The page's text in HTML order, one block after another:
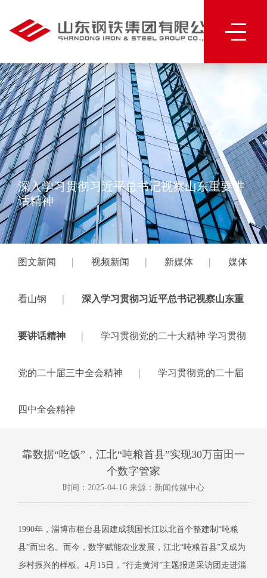
深入学习贯彻习近平总书记视察山东重要讲
话精神
图文新闻 | 视频新闻 | 新媒体 | 媒体
看山钢 | 深入学习贯彻习近平总书记视察山东重
要讲话精神 | 学习贯彻党的二十大精神 学习贯彻
党的二十届三中全会精神 | 学习贯彻党的二十届
四中全会精神
靠数据“吃饭”，江北“吨粮首县”实现30万亩田一
个数字管家
时间：2025-04-16 来源：新闻传媒中心
1990年，淄博市桓台县因建成我国长江以北首个整建制“吨粮
县”而出名。而今，数字赋能农业发展，江北“吨粮首县”又成为
乡村振兴的样板。4月15日，“行走黄河”主题报道采访团走进淄